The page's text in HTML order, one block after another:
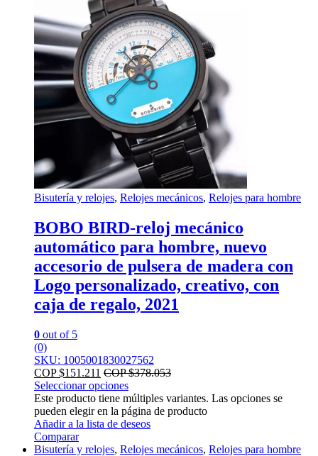
Bisutería y relojes, Relojes mecánicos, Relojes para hombre
BOBO BIRD-reloj mecánico
automático para hombre, nuevo
accesorio de pulsera de madera con
Logo personalizado, creativo, con
caja de regalo, 2021
0 out of 5
(0)
SKU: 1005001830027562
COP $151.211 COP $378.053
Seleccionar opciones
Este producto tiene múltiples variantes. Las opciones se
pueden elegir en la página de producto
Añadir a la lista de deseos
Comparar
Bisutería y relojes, Relojes mecánicos, Relojes para hombre